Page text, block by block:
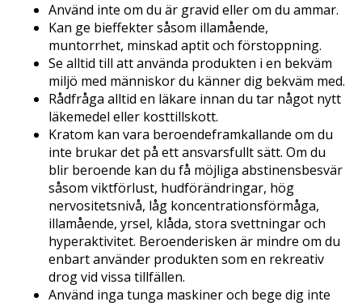
Använd inte om du är gravid eller om du ammar.
Kan ge bieffekter såsom illamående,
muntorrhet, minskad aptit och förstoppning.
Se alltid till att använda produkten i en bekväm
miljö med människor du känner dig bekväm med.
Rådfråga alltid en läkare innan du tar något nytt
läkemedel eller kosttillskott.
Kratom kan vara beroendeframkallande om du
inte brukar det på ett ansvarsfullt sätt. Om du
blir beroende kan du få möjliga abstinensbesvär
såsom viktförlust, hudförändringar, hög
nervositetsnivå, låg koncentrationsförmåga,
illamående, yrsel, klåda, stora svettningar och
hyperaktivitet. Beroenderisken är mindre om du
enbart använder produkten som en rekreativ
drog vid vissa tillfällen.
Använd inga tunga maskiner och bege dig inte